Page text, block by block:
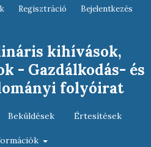
kihívások,
- Gazdálkodás- és
folyóirat
Beküldések Értesítések
Regisztráció Bejelentkezés